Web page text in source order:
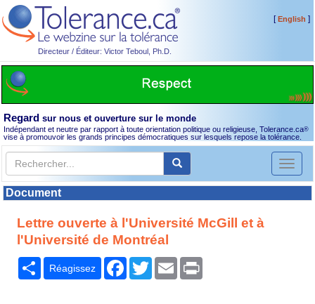
Directeur / Éditeur: Victor Teboul, Ph.D.
[English ]
Regard sur nous et ouverture sur le monde
Indépendant et neutre par rapport à toute orientation politique ou religieuse, Tolerance.ca®
vise à promouvoir les grands principes démocratiques sur lesquels repose la tolérance.
Toggle
Document
Lettre ouverte à l'Université McGill et à
l'Université de Montréal
Partager
Réagissez Facebook
TwitterEmail